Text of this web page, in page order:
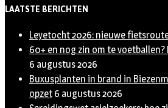
LAATSTE BERICHTEN
Leyetocht 2026: nieuwe
60+ en nog zin om te voetballen?
6 augustus 2026
Buxusplanten in brand in
opzet 6 augustus 2026